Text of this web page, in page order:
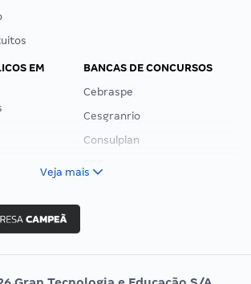
EM
BANCAS DE CONCURSOS
Cebraspe
Cesgranrio
Consulplan
Veja mais